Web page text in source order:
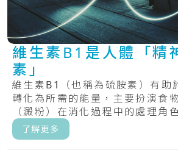
維生素B1是人體「精
素」
維生素B1（也稱為硫胺素）有助
轉化為所需的能量，主要扮演食
（澱粉）在消化過程中的處理角
量。.....
了解更多